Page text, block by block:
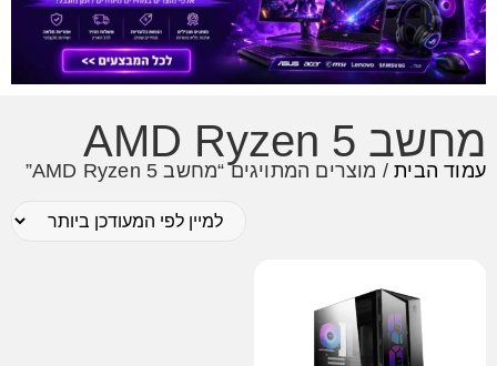
מחשב AMD Ryzen 5
עמוד הבית/ מוצרים המתויגים “מחשב AMD Ryzen 5”